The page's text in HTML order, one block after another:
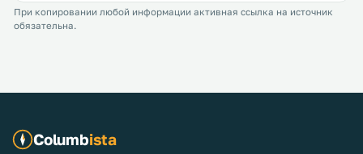
При копировании любой информации активная ссылка на источник
обязательна.
Columbista